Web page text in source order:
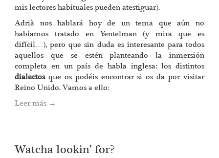
mis lectores habituales pueden atestiguar).
Adrià nos hablará hoy de un tema que aún no
habíamos tratado en Yentelman (y mira que es
difícil…), pero que sin duda es interesante para todos
aquellos que se estén planteando la inmersión
completa en un país de habla inglesa: los distintos
dialectosque os podéis encontrar si os da por visitar
Reino Unido. Vamos a ello:
Leer más →
Watcha lookin’ for?